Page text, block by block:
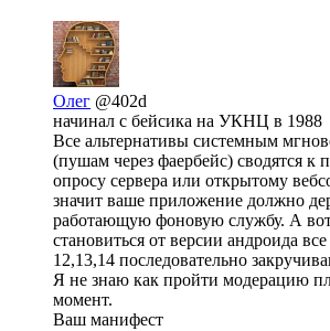
Олег @402d
начинал с бейсика на УКНЦ в 1988
Все альтернативы системным
(пушам через фаербейс) сводятся к
опросу сервера или открытому
значит ваше приложение должно
работающую фоновую службу. А
становиться от версии андроида
12,13,14 последовательно
Я не знаю как пройти модерацию
момент.
Ваш манифест